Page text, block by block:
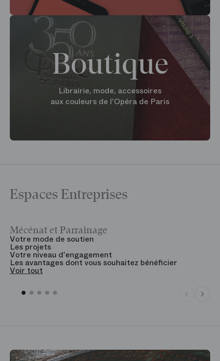
Boutique
Librairie, mode, accessoires
aux couleurs de l'Opéra de Paris
Espaces Entreprises
Mécénat et Parrainage
Votre mode de soutien
Les projets
Votre niveau d'engagement
Les avantages dont vous souhaitez bénéficier
Voir tout